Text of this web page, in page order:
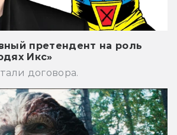
претендент на роль
Икс»
договора.